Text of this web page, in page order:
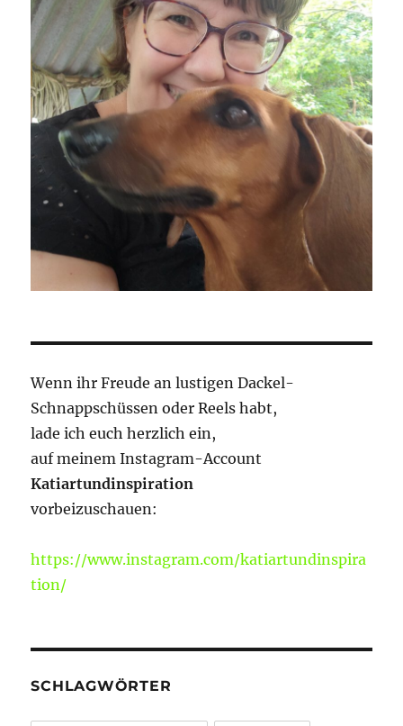
Wenn ihr Freude an lustigen Dackel-
Schnappschüssen oder Reels habt,
lade ich euch herzlich ein,
auf meinem Instagram-Account
Katiartundinspiration
vorbeizuschauen:
https://www.instagram.com/katiartundinspira
tion/
SCHLAGWÖRTER